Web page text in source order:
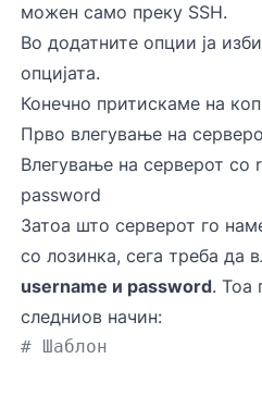
можен само преку SSH.
Во додатните опции ја
опцијата.
Конечно притискаме на
Прво влегување на
Влегување на серверот со
password
Затоа што серверот го
со лозинка, сега треба да
username и password. Тоа
следниов начин:
# Шаблон